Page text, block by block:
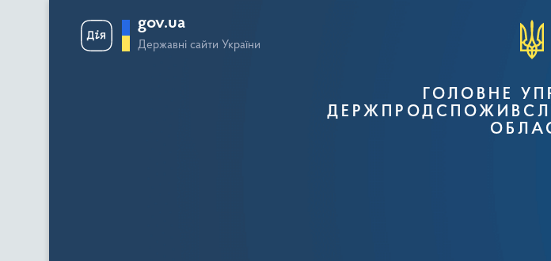
gov.ua
Державні сайти України
ГОЛОВНЕ